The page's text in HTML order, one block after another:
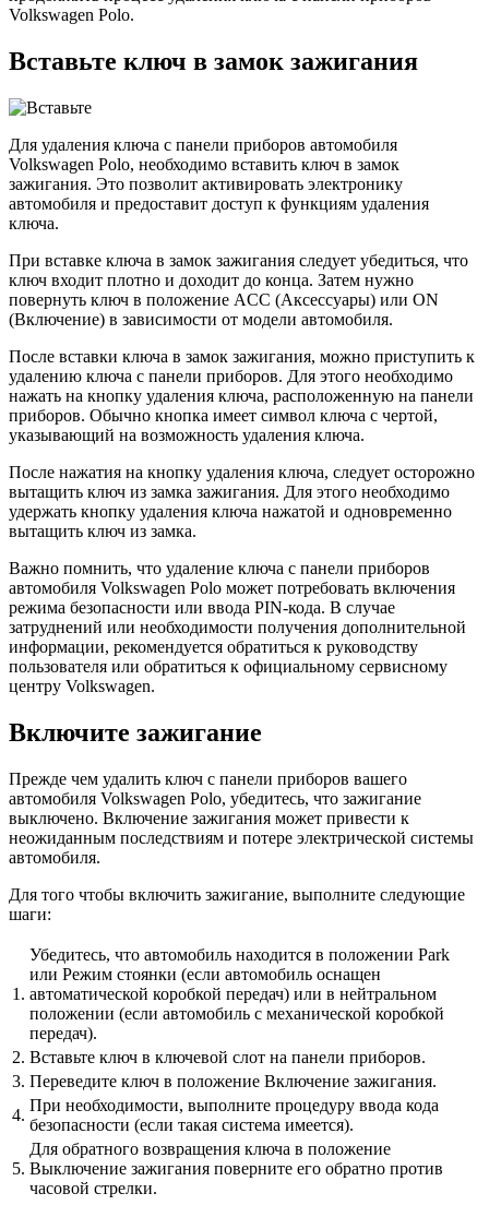
Volkswagen Polo.
Вставьте ключ в замок зажигания
Для удаления ключа с панели приборов автомобиля
Volkswagen Polo, необходимо вставить ключ в замок
зажигания. Это позволит активировать электронику
автомобиля и предоставит доступ к функциям удаления
ключа.
При вставке ключа в замок зажигания следует убедиться, что
ключ входит плотно и доходит до конца. Затем нужно
повернуть ключ в положение ACC (Аксессуары) или ON
(Включение) в зависимости от модели автомобиля.
После вставки ключа в замок зажигания, можно приступить к
удалению ключа с панели приборов. Для этого необходимо
нажать на кнопку удаления ключа, расположенную на панели
приборов. Обычно кнопка имеет символ ключа с чертой,
указывающий на возможность удаления ключа.
После нажатия на кнопку удаления ключа, следует осторожно
вытащить ключ из замка зажигания. Для этого необходимо
удержать кнопку удаления ключа нажатой и одновременно
вытащить ключ из замка.
Важно помнить, что удаление ключа с панели приборов
автомобиля Volkswagen Polo может потребовать включения
режима безопасности или ввода PIN-кода. В случае
затруднений или необходимости получения дополнительной
информации, рекомендуется обратиться к руководству
пользователя или обратиться к официальному сервисному
центру Volkswagen.
Включите зажигание
Прежде чем удалить ключ с панели приборов вашего
автомобиля Volkswagen Polo, убедитесь, что зажигание
выключено. Включение зажигания может привести к
неожиданным последствиям и потере электрической системы
автомобиля.
Для того чтобы включить зажигание, выполните следующие
шаги:
1.
Убедитесь, что автомобиль находится в положении Park
или Режим стоянки (если автомобиль оснащен
автоматической коробкой передач) или в нейтральном
положении (если автомобиль с механической коробкой
передач).
2. Вставьте ключ в ключевой слот на панели приборов.
3. Переведите ключ в положение Включение зажигания.
4.
При необходимости, выполните процедуру ввода кода
безопасности (если такая система имеется).
5.
Для обратного возвращения ключа в положение
Выключение зажигания поверните его обратно против
часовой стрелки.